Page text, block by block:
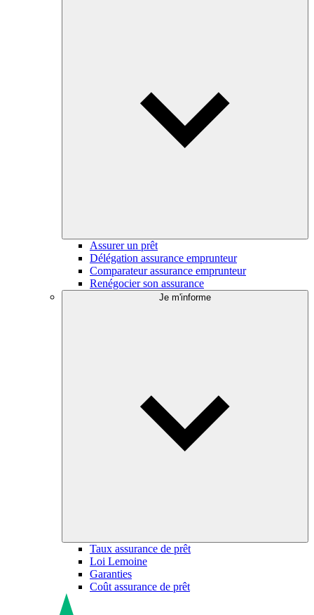
Assurer un prêt
Délégation assurance emprunteur
Comparateur assurance emprunteur
Renégocier son assurance
Je m'informe
Taux assurance de prêt
Loi Lemoine
Garanties
Coût assurance de prêt